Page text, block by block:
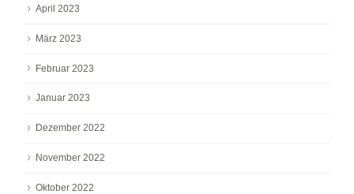
April 2023
März 2023
Februar 2023
Januar 2023
Dezember 2022
November 2022
Oktober 2022